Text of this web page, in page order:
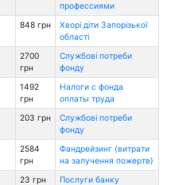
профессиями
848 грн
Хворі діти Запорізької
області
2700
грн
Службові потреби
фонду
1492
грн
Налоги с фонда
оплаты труда
203 грн
Службові потреби
фонду
2584
грн
Фандрейзинг (витрати
на залучення пожертв)
23 грн Послуги банку